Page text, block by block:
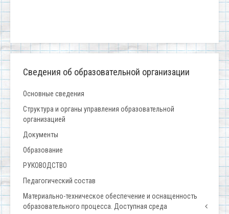
Сведения об образовательной организации
Основные сведения
Структура и органы управления образовательной
организацией
Документы
Образование
РУКОВОДСТВО
Педагогический состав
Материально-техническое обеспечение и оснащенность
образовательного процесса. Доступная среда